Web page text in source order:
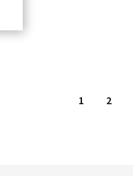
1 2